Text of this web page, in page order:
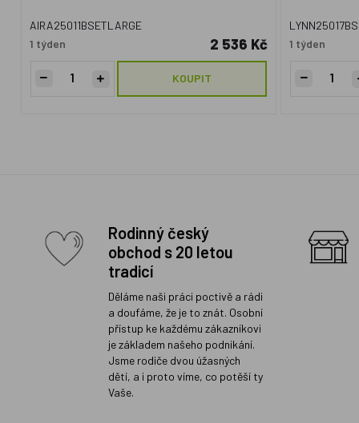
AIRA25011BSETLARGE
1 týden
2 536 Kč
KOUPIT
1 týden
Rodinný český
obchod s 20 letou
tradicí
Děláme naši práci poctivě a rádi
a doufáme, že je to znát. Osobní
přístup ke každému zákazníkovi
je základem našeho podnikání.
Jsme rodiče dvou úžasných
dětí, a i proto víme, co potěší ty
Vaše.